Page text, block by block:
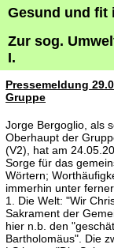
Gesund und fit
Zur sog.
I.
Pressemeldung
Gruppe
Jorge Bergoglio, als
Oberhaupt der
(V2), hat am
Sorge für das
Wörtern;
immerhin unter
1. Die Welt: "Wir
Sakrament der
hier n.b. den
Bartholomäus". Die